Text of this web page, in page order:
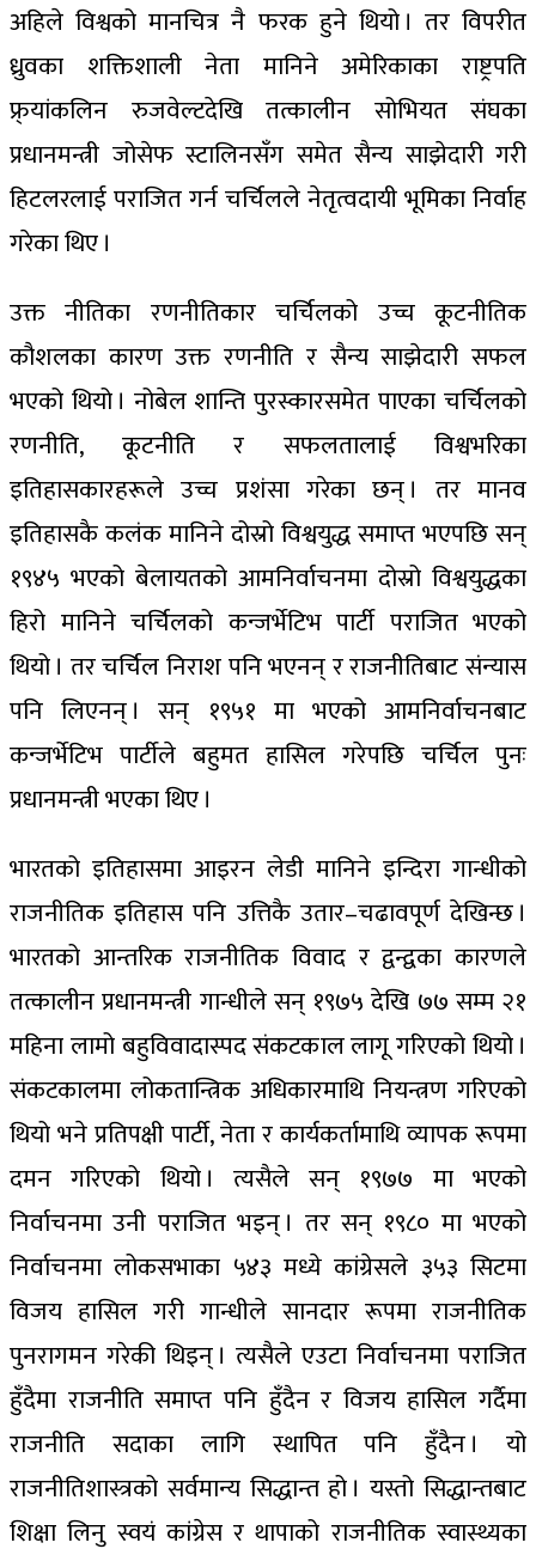
अहिले विश्वको मानचित्र नै फरक हुने थियो । तर विपरीत
ध्रुवका शक्तिशाली नेता मानिने अमेरिकाका राष्ट्रपति
फ्र्यांकलिन रुजवेल्टदेखि तत्कालीन सोभियत संघका
प्रधानमन्त्री जोसेफ स्टालिनसँग समेत सैन्य साझेदारी गरी
हिटलरलाई पराजित गर्न चर्चिलले नेतृत्वदायी भूमिका निर्वाह
गरेका थिए ।
उक्त नीतिका रणनीतिकार चर्चिलको उच्च कूटनीतिक
कौशलका कारण उक्त रणनीति र सैन्य साझेदारी सफल
भएको थियो । नोबेल शान्ति पुरस्कारसमेत पाएका चर्चिलको
रणनीति, कूटनीति र सफलतालाई विश्वभरिका
इतिहासकारहरूले उच्च प्रशंसा गरेका छन् । तर मानव
इतिहासकै कलंक मानिने दोस्रो विश्वयुद्ध समाप्त भएपछि सन्
१९४५ भएको बेलायतको आमनिर्वाचनमा दोस्रो विश्वयुद्धका
हिरो मानिने चर्चिलको कन्जर्भेटिभ पार्टी पराजित भएको
थियो । तर चर्चिल निराश पनि भएनन् र राजनीतिबाट संन्यास
पनि लिएनन् । सन् १९५१ मा भएको आमनिर्वाचनबाट
कन्जर्भेटिभ पार्टीले बहुमत हासिल गरेपछि चर्चिल पुनः
प्रधानमन्त्री भएका थिए ।
भारतको इतिहासमा आइरन लेडी मानिने इन्दिरा गान्धीको
राजनीतिक इतिहास पनि उत्तिकै उतार–चढावपूर्ण देखिन्छ ।
भारतको आन्तरिक राजनीतिक विवाद र द्वन्द्वका कारणले
तत्कालीन प्रधानमन्त्री गान्धीले सन् १९७५ देखि ७७ सम्म २१
महिना लामो बहुविवादास्पद संकटकाल लागू गरिएको थियो ।
संकटकालमा लोकतान्त्रिक अधिकारमाथि नियन्त्रण गरिएको
थियो भने प्रतिपक्षी पार्टी, नेता र कार्यकर्तामाथि व्यापक रूपमा
दमन गरिएको थियो । त्यसैले सन् १९७७ मा भएको
निर्वाचनमा उनी पराजित भइन् । तर सन् १९८० मा भएको
निर्वाचनमा लोकसभाका ५४३ मध्ये कांग्रेसले ३५३ सिटमा
विजय हासिल गरी गान्धीले सानदार रूपमा राजनीतिक
पुनरागमन गरेकी थिइन् । त्यसैले एउटा निर्वाचनमा पराजित
हुँदैमा राजनीति समाप्त पनि हुँदैन र विजय हासिल गर्दैमा
राजनीति सदाका लागि स्थापित पनि हुँदैन । यो
राजनीतिशास्त्रको सर्वमान्य सिद्धान्त हो । यस्तो सिद्धान्तबाट
शिक्षा लिनु स्वयं कांग्रेस र थापाको राजनीतिक स्वास्थ्यका